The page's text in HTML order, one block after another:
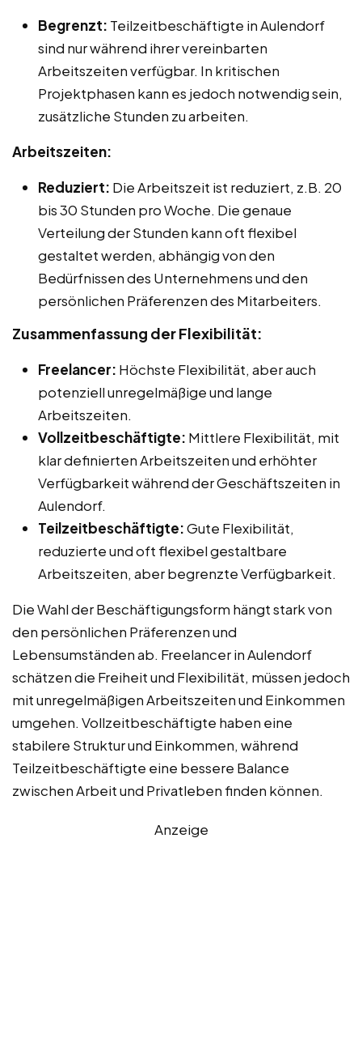
Begrenzt: Teilzeitbeschäftigte in Aulendorf
sind nur während ihrer vereinbarten
Arbeitszeiten verfügbar. In kritischen
Projektphasen kann es jedoch notwendig sein,
zusätzliche Stunden zu arbeiten.
Arbeitszeiten:
Reduziert: Die Arbeitszeit ist reduziert, z.B. 20
bis 30 Stunden pro Woche. Die genaue
Verteilung der Stunden kann oft flexibel
gestaltet werden, abhängig von den
Bedürfnissen des Unternehmens und den
persönlichen Präferenzen des Mitarbeiters.
Zusammenfassung der Flexibilität:
Freelancer: Höchste Flexibilität, aber auch
potenziell unregelmäßige und lange
Arbeitszeiten.
Vollzeitbeschäftigte: Mittlere Flexibilität, mit
klar definierten Arbeitszeiten und erhöhter
Verfügbarkeit während der Geschäftszeiten in
Aulendorf.
Teilzeitbeschäftigte:Gute Flexibilität,
reduzierte und oft flexibel gestaltbare
Arbeitszeiten, aber begrenzte Verfügbarkeit.
Die Wahl der Beschäftigungsform hängt stark von
den persönlichen Präferenzen und
Lebensumständen ab. Freelancer in Aulendorf
schätzen die Freiheit und Flexibilität, müssen jedoch
mit unregelmäßigen Arbeitszeiten und Einkommen
umgehen. Vollzeitbeschäftigte haben eine
stabilere Struktur und Einkommen, während
Teilzeitbeschäftigte eine bessere Balance
zwischen Arbeit und Privatleben finden können.
Anzeige